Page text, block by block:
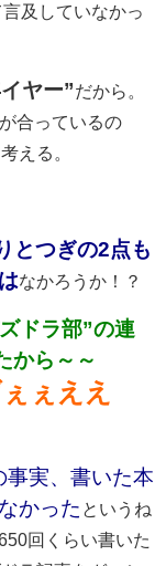
及していなかっ
ヤー”だから。
合っているの
える。
とつぎの2点も
なかろうか！？
ドラ部”の連
から～～
ぇええ
事実、書いた本
かった というね
回くらい書いた